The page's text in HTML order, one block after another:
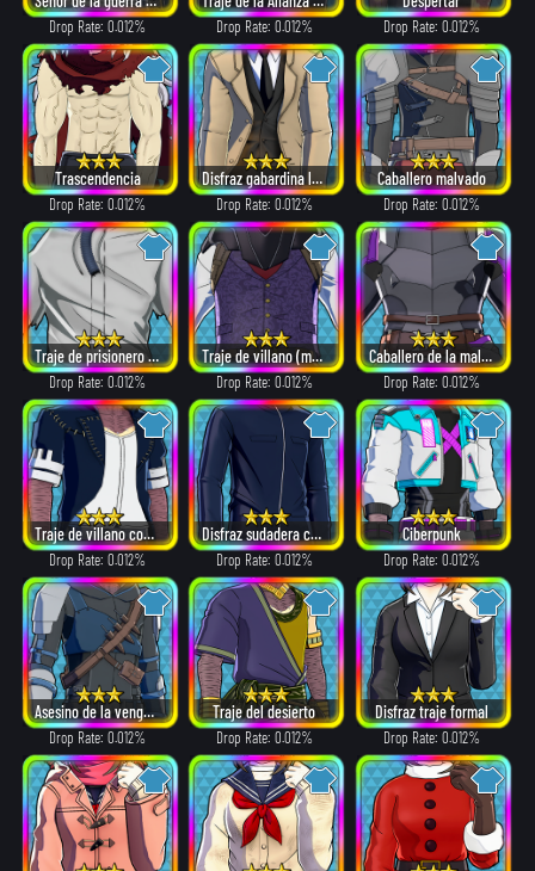
Drop Rate: 0.012% Drop Rate: 0.012% Drop Rate: 0.012%
Trascendencia
Drop Rate: 0.012%
Disfraz gabardina larga
Drop Rate: 0.012%
Caballero malvado
Drop Rate: 0.012%
Traje de prisionero fugado
Drop Rate: 0.012%
Traje de villano (máscara β)
Drop Rate: 0.012%
Caballero de la maldad absoluta
Drop Rate: 0.012%
Traje de villano con cabello blanco
Drop Rate: 0.012%
Disfraz sudadera con cremallera
Drop Rate: 0.012%
Ciberpunk
Drop Rate: 0.012%
Asesino de la venganza
Drop Rate: 0.012%
Traje del desierto
Drop Rate: 0.012%
Disfraz traje formal
Drop Rate: 0.012%